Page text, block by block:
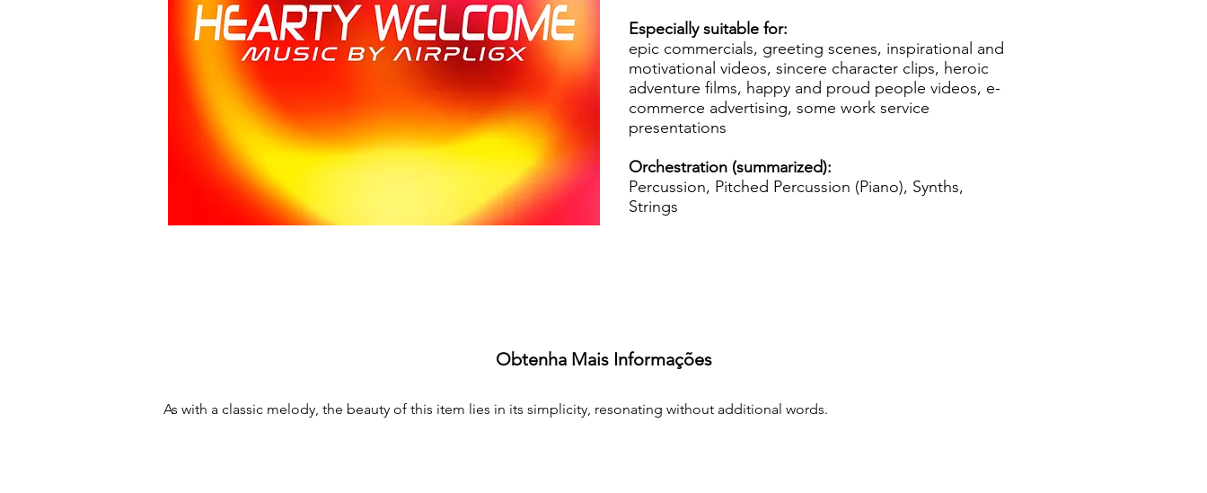
Especially suitable for:
epic commercials, greeting scenes, inspirational and
motivational videos, sincere character clips, heroic
adventure films, happy and proud people videos, e-
commerce advertising, some work service
presentations
Orchestration (summarized):
Percussion, Pitched Percussion (Piano), Synths,
Strings
Obtenha Mais Informações
As with a classic melody, the beauty of this item lies in its simplicity, resonating without additional words.